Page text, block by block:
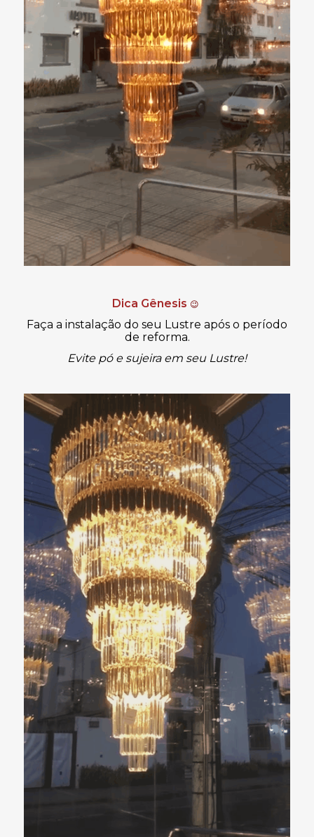
Dica Gênesis 😉
Faça a instalação do seu Lustre após o período
de reforma.
Evite pó e sujeira em seu Lustre!